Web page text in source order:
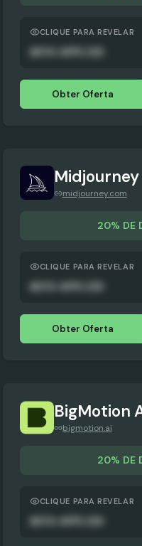
CLIQUE PARA REVELAR
Obter Oferta
Midjourney
midjourney.com
20% DE
CLIQUE PARA REVELAR
Obter Oferta
BigMotion
bigmotion.ai
20% DE
CLIQUE PARA REVELAR